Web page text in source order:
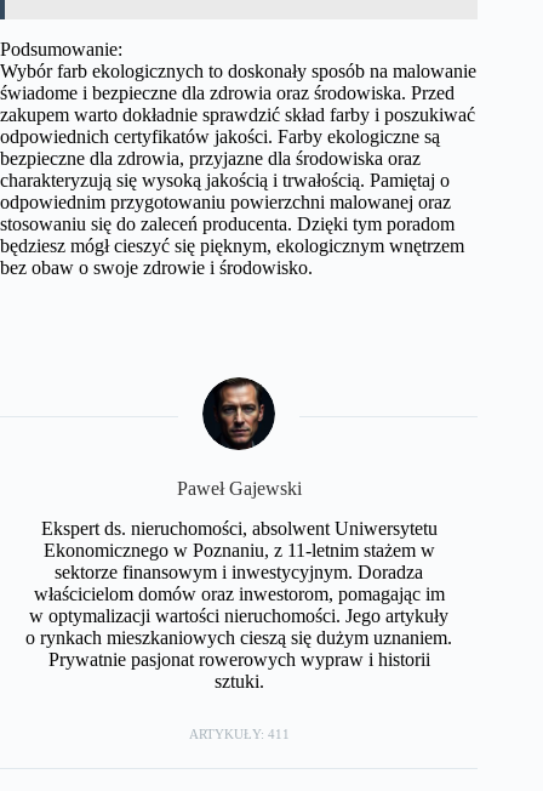
Podsumowanie:
Wybór farb ekologicznych to doskonały sposób na malowanie
świadome i bezpieczne dla zdrowia oraz środowiska. Przed
zakupem warto dokładnie sprawdzić skład farby i poszukiwać
odpowiednich certyfikatów jakości. Farby ekologiczne są
bezpieczne dla zdrowia, przyjazne dla środowiska oraz
charakteryzują się wysoką jakością i trwałością. Pamiętaj o
odpowiednim przygotowaniu powierzchni malowanej oraz
stosowaniu się do zaleceń producenta. Dzięki tym poradom
będziesz mógł cieszyć się pięknym, ekologicznym wnętrzem
bez obaw o swoje zdrowie i środowisko.
Paweł Gajewski
Ekspert ds. nieruchomości, absolwent Uniwersytetu
Ekonomicznego w Poznaniu, z 11-letnim stażem w
sektorze finansowym i inwestycyjnym. Doradza
właścicielom domów oraz inwestorom, pomagając im
w optymalizacji wartości nieruchomości. Jego artykuły
o rynkach mieszkaniowych cieszą się dużym uznaniem.
Prywatnie pasjonat rowerowych wypraw i historii
sztuki.
ARTYKUŁY: 411